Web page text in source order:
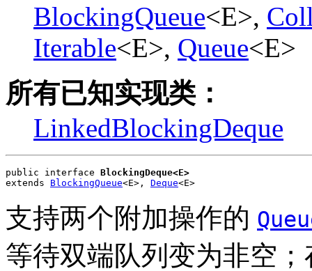
BlockingQueue<E>,
Iterable<E>, Queue<E>
所有已知实现类：
LinkedBlockingDeque
public interface BlockingDeque<E>
extends BlockingQueue<E>, Deque<E>
支持两个附加操作的
等待双端队列变为非空